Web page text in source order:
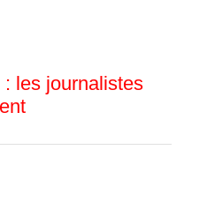
les journalistes